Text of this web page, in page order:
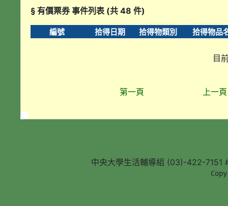
§ 有價票券 事件列表 (共 48 件)
編號 拾得日期 拾得物類別 拾得物品
目
第一頁 上一頁
中央大學生活輔導組 (03)-422-7151